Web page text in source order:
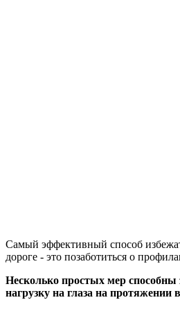
Самый эффективный способ
дороге - это позаботиться о
Несколько простых мер способны
нагрузку на глаза на протяжении